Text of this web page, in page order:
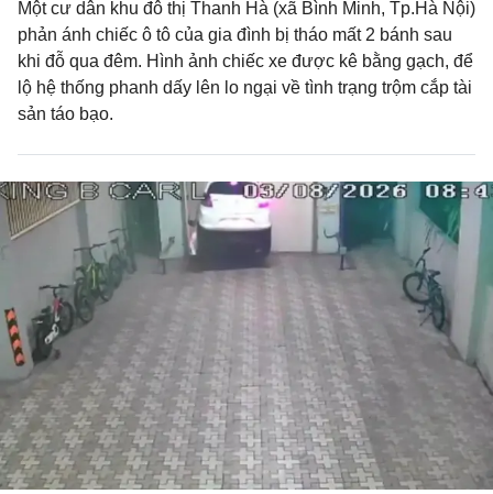
Một cư dân khu đô thị Thanh Hà (xã Bình Minh, Tp.Hà Nội)
phản ánh chiếc ô tô của gia đình bị tháo mất 2 bánh sau
khi đỗ qua đêm. Hình ảnh chiếc xe được kê bằng gạch, để
lộ hệ thống phanh dấy lên lo ngại về tình trạng trộm cắp tài
sản táo bạo.